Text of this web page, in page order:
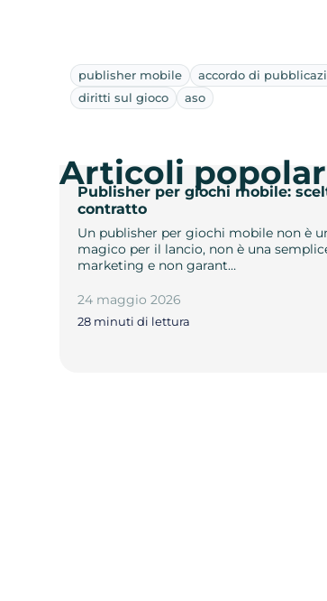
publisher mobile
accordo di
diritti sul gioco
aso
Publisher per giochi mobile:
contratto
Un publisher per giochi mobile non è
magico per il lancio, non è una
marketing e non garant…
24 maggio 2026
28 minuti di lettura
Articoli